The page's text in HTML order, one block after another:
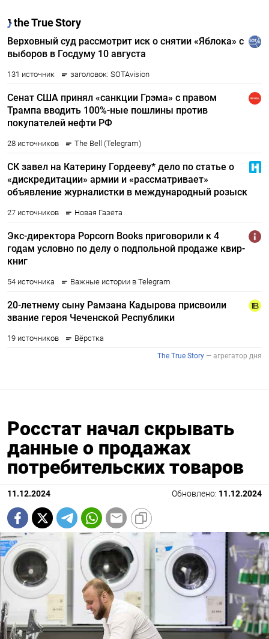
Росстат начал скрывать
данные о продажах
потребительских товаров
11.12.2024 Обновлено: 11.12.2024